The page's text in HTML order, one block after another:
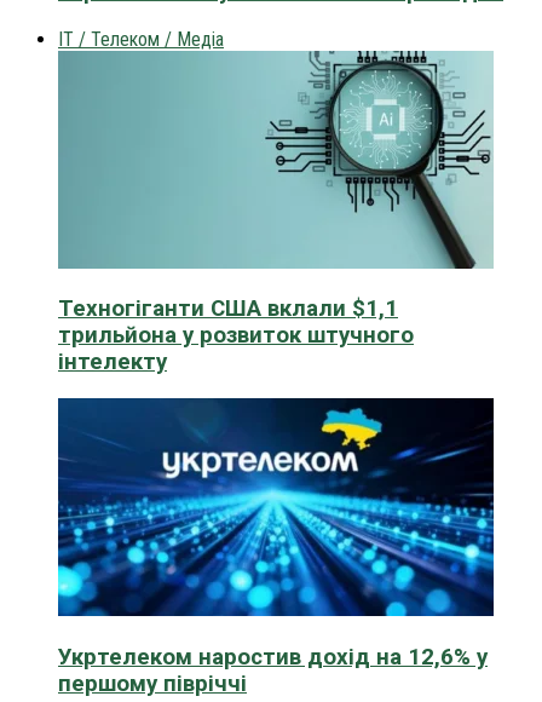
IT / Телеком / Медіа
Техногіганти США вклали $1,1
трильйона у розвиток штучного
інтелекту
Укртелеком наростив дохід на 12,6% у
першому півріччі